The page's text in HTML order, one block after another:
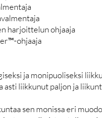
harjoittelun ohjaaja
ohjaaja
ja monipuoliseksi
asti liikkunut paljon ja
sen monissa eri